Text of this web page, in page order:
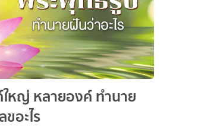
หญ่ หลายองค์ ทำนาย
ขอะไร